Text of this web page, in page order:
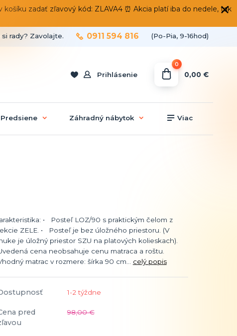
zadať zľavový kód: ZLAVA4 ⏰ Akcia platí iba do nedele, tak
Prihlásenie
rady? Zavolajte. 0911 594 816 (Po-Pia, 9-16hod)
0
0,00 €
Predsiene Záhradný nábytok Viac
• Posteľ LOZ/90 s praktickým čelom z
ZELE. • Posteľ je bez úložného priestoru. (V
je úložný priestor SZU na platových kolieskach).
cena neobsahuje cenu matraca a roštu.
matrac v rozmere: šírka 90 cm... celý popis
1-2 týždne
pred
98,00 €